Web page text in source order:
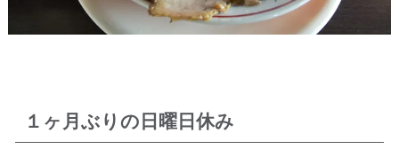
１ヶ月ぶりの日曜日休み